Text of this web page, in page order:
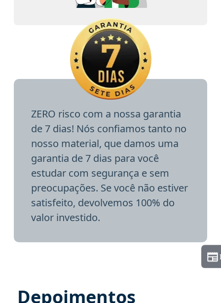
ZERO risco com a nossa garantia
de 7 dias! Nós confiamos tanto no
nosso material, que damos uma
garantia de 7 dias para você
estudar com segurança e sem
preocupações. Se você não estiver
satisfeito, devolvemos 100% do
valor investido.
Depoimentos